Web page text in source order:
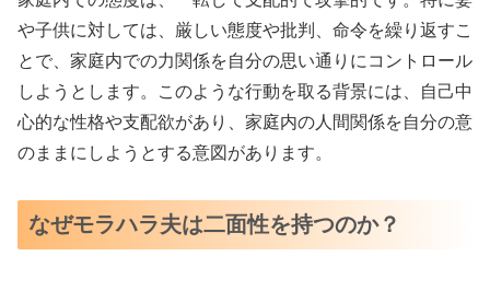
や子供に対しては、厳しい態度や批判、命令を繰り返すこ
とで、家庭内での力関係を自分の思い通りにコントロール
しようとします。このような行動を取る背景には、自己中
心的な性格や支配欲があり、家庭内の人間関係を自分の意
のままにしようとする意図があります。
なぜモラハラ夫は二面性を持つのか？